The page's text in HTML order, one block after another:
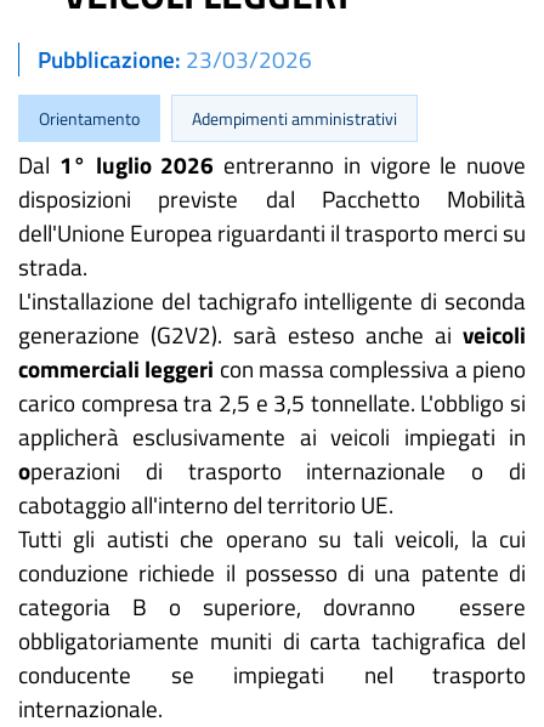
Pubblicazione 23/03/2026
Orientamento Adempimenti amministrativi
Dal 1° luglio 2026 entreranno in vigore le nuove
disposizioni previste dal Pacchetto Mobilità
dell'Unione Europea riguardanti il trasporto merci su
strada.
L'installazione del tachigrafo intelligente di seconda
generazione (G2V2). sarà esteso anche ai veicoli
commerciali leggeri con massa complessiva a pieno
carico compresa tra 2,5 e 3,5 tonnellate. L'obbligo si
applicherà esclusivamente ai veicoli impiegati in
operazioni di trasporto internazionale o di
cabotaggio all'interno del territorio UE.
Tutti gli autisti che operano su tali veicoli, la cui
conduzione richiede il possesso di una patente di
categoria B o superiore, dovranno essere
obbligatoriamente muniti di carta tachigrafica del
conducente se impiegati nel trasporto
internazionale.